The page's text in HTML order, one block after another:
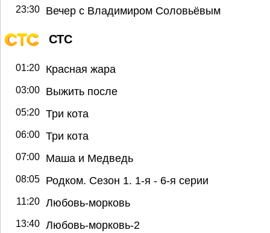
23:30 Вечер с Владимиром Соловьёвым
СТС
01:20 Красная жара
03:00 Выжить после
05:20 Три кота
06:00 Три кота
07:00 Маша и Медведь
08:05 Родком. Сезон 1. 1-я - 6-я серии
11:20 Любовь-морковь
13:40 Любовь-морковь-2